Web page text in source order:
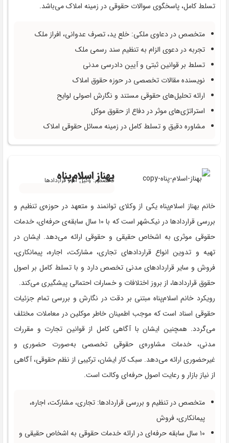
تسلط کامل، پاسخگوی سوالات حقوقی در زمینه املاک می‌باشد.
متخصص در دعاوی ملکی: خلع ید، تصرف عدوانی، افراز ملک
تجربه در دعوی الزام به تنظیم سند رسمی ملک
تسلط بر قوانین ثبتی و آیین دادرسی مدنی
نویسنده مقالات تخصصی در حوزه حقوق املاک
ارائه تحلیل‌های حقوقی مستند و نگارش اصولی لوایح
استراتژی‌های موثر در دفاع از حقوق موکل
مشاوره دقیق و تسلط کامل در زمینه مسائل حقوقی املاک
بهناز اسلام‌پناه
تخصص: وکیل امور قراردادها
خانم بهناز اسلام‌پناه یکی از وکلای توانمند و متعهد در حوزه‌ی تنظیم و
بررسی قراردادها در نیک‌شهر است که با ۱۰ سال سابقه‌ی حرفه‌ای، خدمات
حقوقی موثری به اشخاص حقیقی و حقوقی ارائه می‌دهد. ایشان در
تهیه و تدوین انواع قراردادهای تجاری، مشارکت، اجاره، پیمانکاری،
فروش و سایر قراردادهای مدنی تخصص دارد و با تسلط کامل بر اصول
حقوق قراردادها، از بروز اختلافات و خسارات احتمالی پیشگیری می‌کند.
رویکرد خانم اسلام‌پناه مبتنی بر دقت در نگارش و بررسی تمام جزئیات
حقوقی اسناد است که موجب اطمینان خاطر موکلین در معاملات مختلف
می‌گردد. همچنین ایشان با آگاهی کامل از قوانین تجارت و مقررات
مدنی، خدمات مشاوره‌ی حقوقی تخصصی به‌صورت حضوری و
غیرحضوری ارائه می‌دهد. سبک کار ایشان، ترکیبی از نظم حقوقی، آگاهی
از نیاز بازار و رعایت اصول حرفه‌ای وکالت است.
متخصص در تنظیم و بررسی قراردادها: تجاری، مشارکت، اجاره،
پیمانکاری، فروش
۱۰ سال سابقه حرفه‌ای در ارائه خدمات حقوقی به اشخاص حقیقی و